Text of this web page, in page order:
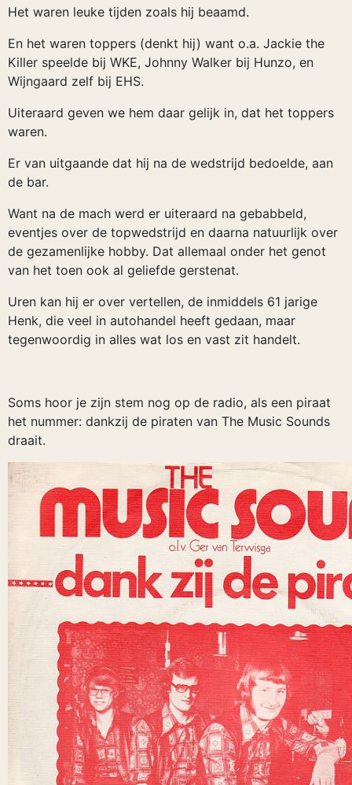
Het waren leuke tijden zoals hij beaamd.
En het waren toppers (denkt hij) want o.a. Jackie the
Killer speelde bij WKE, Johnny Walker bij Hunzo, en
Wijngaard zelf bij EHS.
Uiteraard geven we hem daar gelijk in, dat het toppers
waren.
Er van uitgaande dat hij na de wedstrijd bedoelde, aan
de bar.
Want na de mach werd er uiteraard na gebabbeld,
eventjes over de topwedstrijd en daarna natuurlijk over
de gezamenlijke hobby. Dat allemaal onder het genot
van het toen ook al geliefde gerstenat.
Uren kan hij er over vertellen, de inmiddels 61 jarige
Henk, die veel in autohandel heeft gedaan, maar
tegenwoordig in alles wat los en vast zit handelt.
Soms hoor je zijn stem nog op de radio, als een piraat
het nummer: dankzij de piraten van The Music Sounds
draait.